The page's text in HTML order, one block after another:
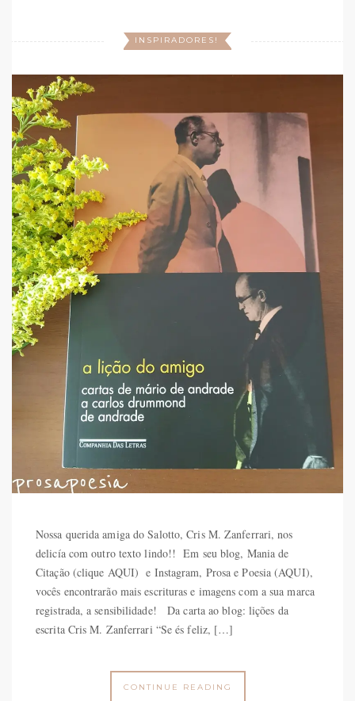
INSPIRADORES!
Nossa querida amiga do Salotto, Cris M. Zanferrari, nos
delicía com outro texto lindo!! Em seu blog, Mania de
Citação (clique AQUI) e Instagram, Prosa e Poesia (AQUI),
vocês encontrarão mais escrituras e imagens com a sua marca
registrada, a sensibilidade! Da carta ao blog: lições da
escrita Cris M. Zanferrari “Se és feliz, […]
CONTINUE READING